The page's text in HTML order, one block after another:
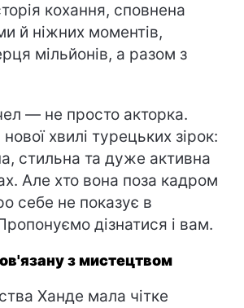
кохання, сповнена
й ніжних моментів,
мільйонів, а разом з
— не просто акторка.
хвилі турецьких зірок:
стильна та дуже активна
Але хто вона поза кадром
себе не показує в
дізнатися і вам.
з мистецтвом
Ханде мала чітке